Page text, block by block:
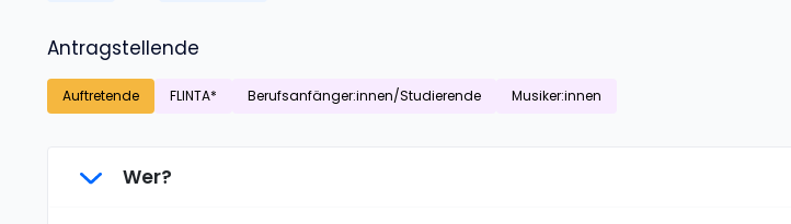
Antragstellende
Auftretende FLINTA* Berufsanfänger:innen/Studierende Musiker:innen
Wer?